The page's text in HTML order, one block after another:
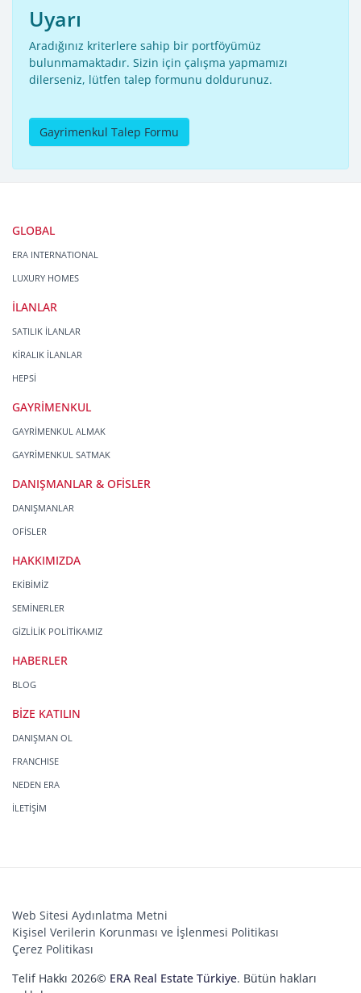
Uyarı
Aradığınız kriterlere sahip bir portföyümüz
bulunmamaktadır. Sizin için çalışma yapmamızı
dilerseniz, lütfen talep formunu doldurunuz.
Gayrimenkul Talep Formu
GLOBAL
ERA INTERNATIONAL
LUXURY HOMES
İLANLAR
SATILIK İLANLAR
KİRALIK İLANLAR
HEPSİ
GAYRİMENKUL
GAYRİMENKUL ALMAK
GAYRİMENKUL SATMAK
DANIŞMANLAR & OFİSLER
DANIŞMANLAR
OFİSLER
HAKKIMIZDA
EKİBİMİZ
SEMİNERLER
GİZLİLİK POLİTİKAMIZ
HABERLER
BLOG
BİZE KATILIN
DANIŞMAN OL
FRANCHISE
NEDEN ERA
İLETİŞİM
Web Sitesi Aydınlatma Metni
Kişisel Verilerin Korunması ve İşlenmesi Politikası
Çerez Politikası
Telif Hakkı 2026© ERA Real Estate Türkiye. Bütün hakları